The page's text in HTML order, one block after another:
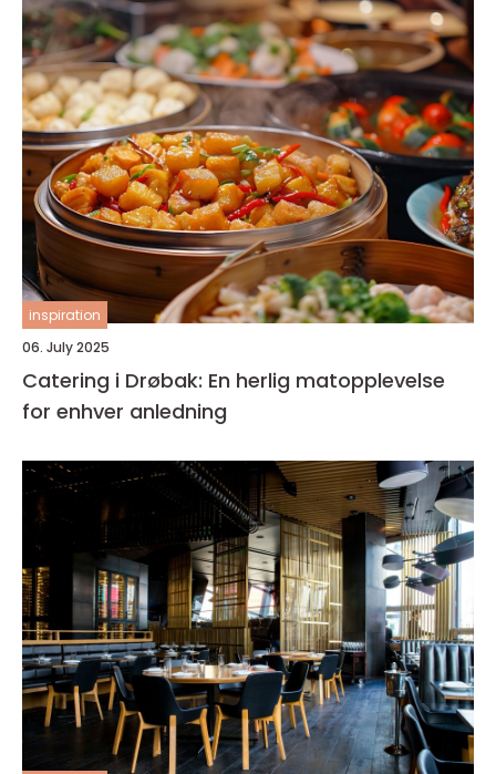
inspiration
06. July 2025
Catering i Drøbak: En herlig matopplevelse
for enhver anledning